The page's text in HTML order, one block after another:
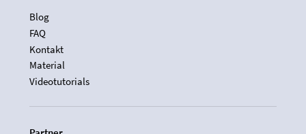
Blog
FAQ
Kontakt
Material
Videotutorials